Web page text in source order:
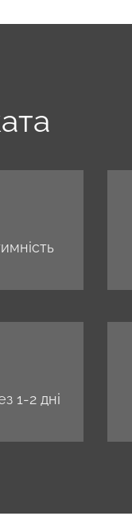
1-2 дні